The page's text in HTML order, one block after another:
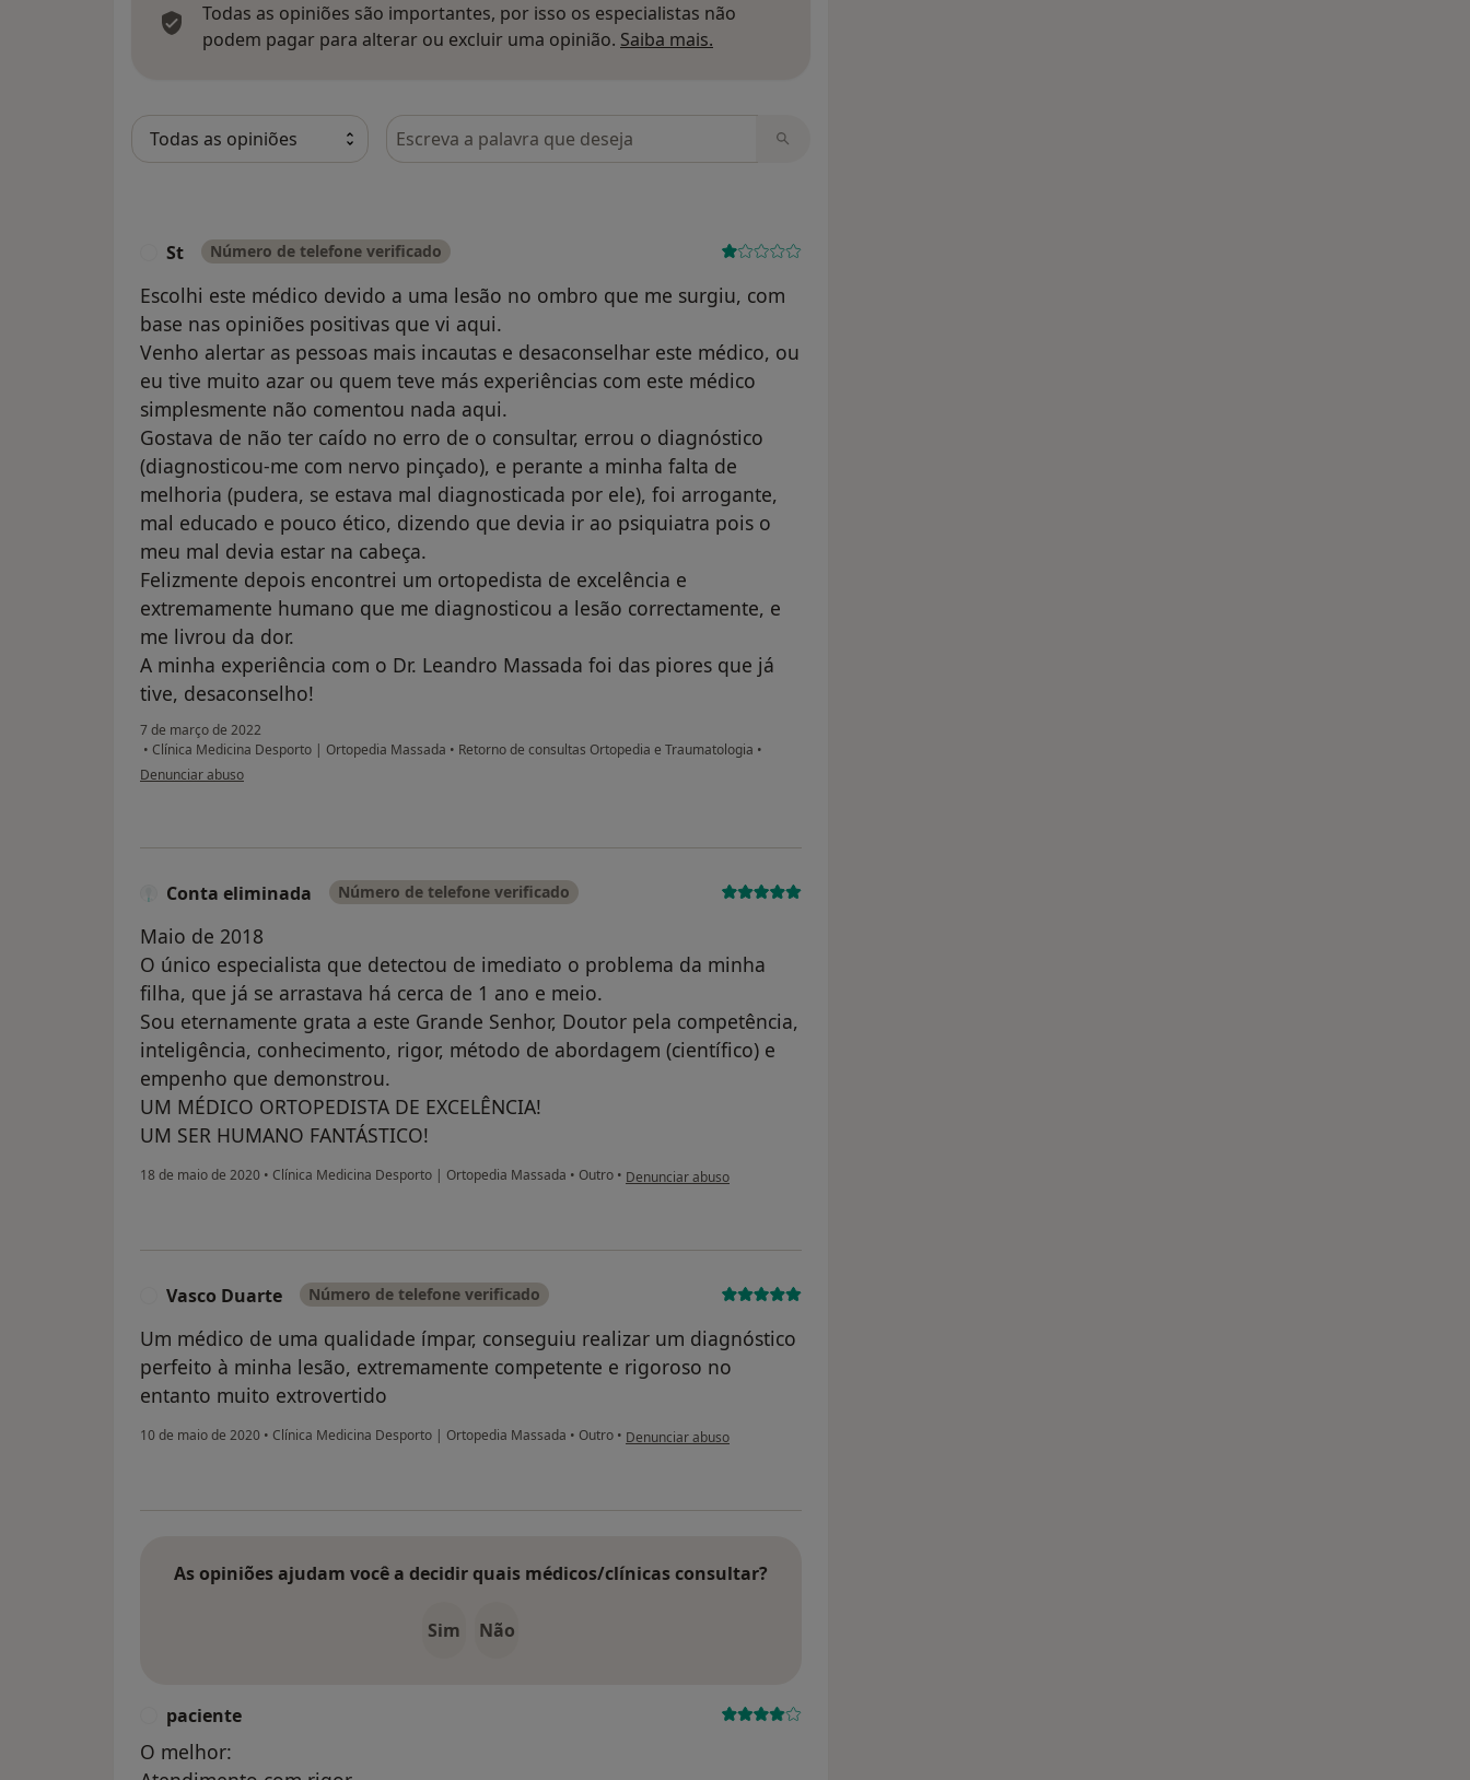
Todas as opiniões são importantes, por isso os especialistas não
podem pagar para alterar ou excluir uma opinião. Saiba mais.
Pesquisar em opiniões
St Número de telefone verificado
Escolhi este médico devido a uma lesão no ombro que me surgiu, com
base nas opiniões positivas que vi aqui.
Venho alertar as pessoas mais incautas e desaconselhar este médico, ou
eu tive muito azar ou quem teve más experiências com este médico
simplesmente não comentou nada aqui.
Gostava de não ter caído no erro de o consultar, errou o diagnóstico
(diagnosticou-me com nervo pinçado), e perante a minha falta de
melhoria (pudera, se estava mal diagnosticada por ele), foi arrogante,
mal educado e pouco ético, dizendo que devia ir ao psiquiatra pois o
meu mal devia estar na cabeça.
Felizmente depois encontrei um ortopedista de excelência e
extremamente humano que me diagnosticou a lesão correctamente, e
me livrou da dor.
A minha experiência com o Dr. Leandro Massada foi das piores que já
tive, desaconselho!
7 de março de 2022
• Clínica Medicina Desporto | Ortopedia Massada • Retorno de consultas Ortopedia e Traumatologia •
na opinião do utilizador St
Denunciar abuso
Conta eliminada Número de telefone verificado
Maio de 2018
O único especialista que detectou de imediato o problema da minha
filha, que já se arrastava há cerca de 1 ano e meio.
Sou eternamente grata a este Grande Senhor, Doutor pela competência,
inteligência, conhecimento, rigor, método de abordagem (científico) e
empenho que demonstrou.
UM MÉDICO ORTOPEDISTA DE EXCELÊNCIA!
UM SER HUMANO FANTÁSTICO!
18 de maio de 2020 • Clínica Medicina Desporto | Ortopedia Massada • Outro • na opinião do utilizador Conta eliminada
Denunciar abuso
Vasco Duarte Número de telefone verificado
Um médico de uma qualidade ímpar, conseguiu realizar um diagnóstico
perfeito à minha lesão, extremamente competente e rigoroso no
entanto muito extrovertido
10 de maio de 2020 • Clínica Medicina Desporto | Ortopedia Massada • Outro • na opinião do utilizador Vasco Duarte
Denunciar abuso
As opiniões ajudam você a decidir quais médicos/clínicas consultar?
Sim Não
paciente
O melhor: